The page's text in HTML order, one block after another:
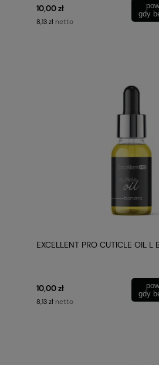
10,00 zł
8,13 zł netto
gdy
EXCELLENT PRO CUTICLE OIL L
10,00 zł
8,13 zł netto
gdy